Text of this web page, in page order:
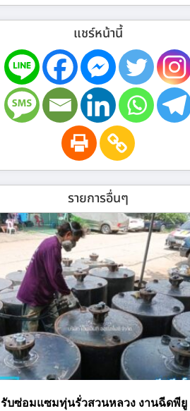
แชร์หน้านี้
รายการอื่นๆ
รับซ่อมแซมทุ่นรั่วสวนหลวง งานฉีดพียู